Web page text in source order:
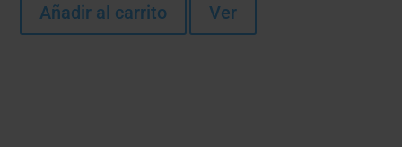
Añadir al carrito Ver